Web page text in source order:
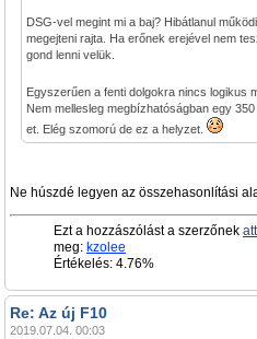
DSG-vel megint mi a baj? Hibátlanul
megejteni rajta. Ha erőnek erejével nem
gond lenni velük.
Egyszerűen a fenti dolgokra nincs logikus
Nem mellesleg megbízhatóságban egy
et. Elég szomorú de ez a helyzet.
Ne húszdé legyen az összehasonlítási
Ezt a hozzászólást a szerzőnek
meg: kzolee
Értékelés: 4.76%
Re: Az új F10
2019.07.04. 00:03